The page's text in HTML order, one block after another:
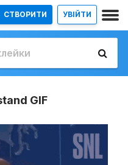
СТВОРИТИ УВІЙТИ
GIF